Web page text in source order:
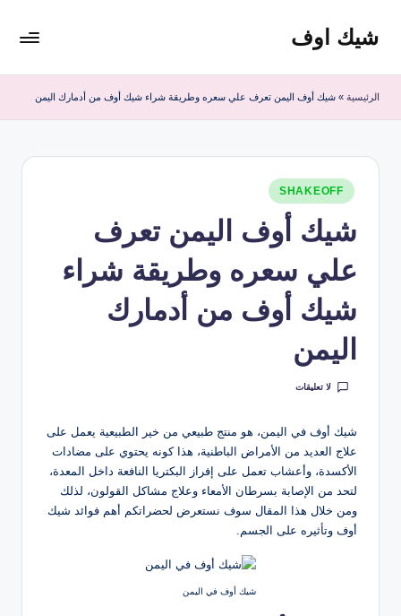
التجاوزشيك اوف
للقولون
ادمارك
الماليزية
مشروب
منظف
الرئيسية » شيك أوف اليمن تعرف علي سعره وطريقة شراء شيك أوف من أدمارك اليمن
نُشر
في
SHAKEOFF
شيك أوف اليمن تعرف
علي سعره وطريقة شراء
شيك أوف من أدمارك
اليمن
لا تعليقات
شيك أوف في اليمن، هو منتج طبيعي من خير الطبيعية يعمل على
علاج العديد من الأمراض الباطنية، هذا كونه يحتوي على مضادات
الأكسدة، وأعشاب تعمل على إفراز البكتريا النافعة داخل المعدة،
لتحد من الإصابة بسرطان الأمعاء وعلاج مشاكل القولون، لذلك
ومن خلال هذا المقال سوف نستعرض لحضراتكم أهم فوائد شيك
أوف وتأثيره على الجسم.
شيك أوف في اليمن